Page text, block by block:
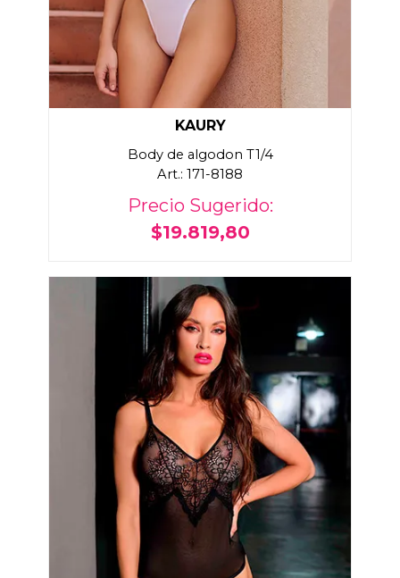
KAURY
Body de algodon T1/4
Art.: 171-8188
Precio Sugerido:
$19.819,80